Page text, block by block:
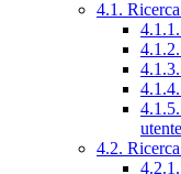
4.1.
utente
4.2.